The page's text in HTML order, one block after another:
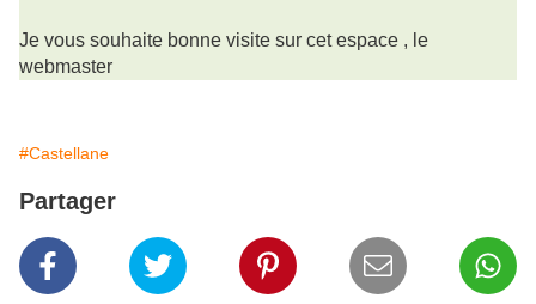
Je vous souhaite bonne visite sur cet espace , le
webmaster
#Castellane
Partager